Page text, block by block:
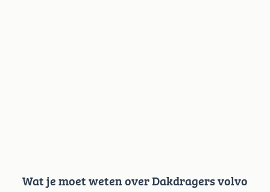
Wat je moet weten over Dakdragers volvo